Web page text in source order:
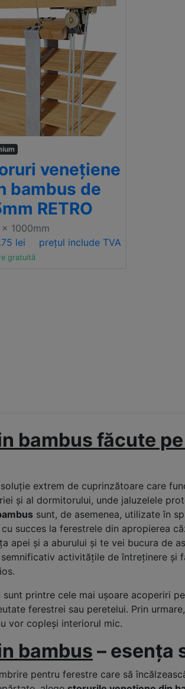
venețiene
bambus de
RETRO
1000mm
lei
prețul include TVA
gratuită
bambus făcute
extrem de cuprinzătoare care
și al dormitorului, unde jaluzelele
sunt, de asemenea, utilizate în
succes la ferestrele din apropierea
apei și a aburului și te vei bucura de
activitățile de întreținere și
sunt printre cele mai ușoare acoperiri
ferestrei sau peretelui. Prin
vor copleși interiorul mic.
bambus – esența
pentru ferestre care să